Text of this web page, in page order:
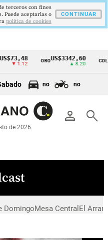
▼ 1.12
OROUS$3342,60
▲ 8.20
no no
person search
de 2026
DomingoMesa Central El
terceros con fines
Puede aceptarlas o
politica de cookies
CONTINUAR